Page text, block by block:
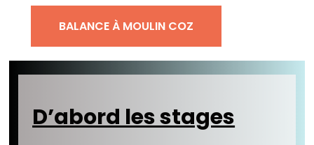
BALANCE À MOULIN COZ
D’abord les stages